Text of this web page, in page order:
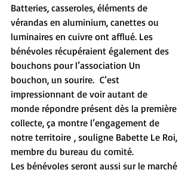
Batteries, casseroles, éléments de
vérandas en aluminium, canettes ou
luminaires en cuivre ont afflué. Les
bénévoles récupéraient également des
bouchons pour l’association Un
bouchon, un sourire.  C’est
impressionnant de voir autant de
monde répondre présent dès la première
collecte, ça montre l’engagement de
notre territoire , souligne Babette Le Roi,
membre du bureau du comité.
Les bénévoles seront aussi sur le marché